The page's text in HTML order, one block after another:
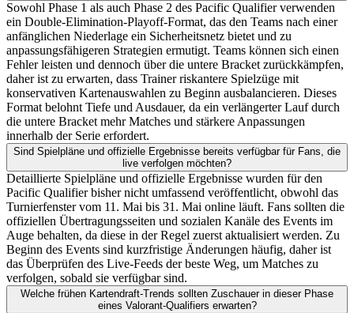
Sowohl Phase 1 als auch Phase 2 des Pacific Qualifier verwenden
ein Double-Elimination-Playoff-Format, das den Teams nach einer
anfänglichen Niederlage ein Sicherheitsnetz bietet und zu
anpassungsfähigeren Strategien ermutigt. Teams können sich einen
Fehler leisten und dennoch über die untere Bracket zurückkämpfen,
daher ist zu erwarten, dass Trainer riskantere Spielzüge mit
konservativen Kartenauswahlen zu Beginn ausbalancieren. Dieses
Format belohnt Tiefe und Ausdauer, da ein verlängerter Lauf durch
die untere Bracket mehr Matches und stärkere Anpassungen
innerhalb der Serie erfordert.
Sind Spielpläne und offizielle Ergebnisse bereits verfügbar für Fans, die
live verfolgen möchten?
Detaillierte Spielpläne und offizielle Ergebnisse wurden für den
Pacific Qualifier bisher nicht umfassend veröffentlicht, obwohl das
Turnierfenster vom 11. Mai bis 31. Mai online läuft. Fans sollten die
offiziellen Übertragungsseiten und sozialen Kanäle des Events im
Auge behalten, da diese in der Regel zuerst aktualisiert werden. Zu
Beginn des Events sind kurzfristige Änderungen häufig, daher ist
das Überprüfen des Live-Feeds der beste Weg, um Matches zu
verfolgen, sobald sie verfügbar sind.
Welche frühen Kartendraft-Trends sollten Zuschauer in dieser Phase
eines Valorant-Qualifiers erwarten?